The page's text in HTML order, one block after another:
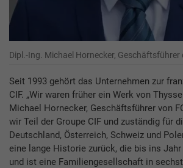
Dipl.-Ing. Michael Hornecker, Geschäftsführer
Seit 1993 gehört das Unternehmen zur
CIF. „Wir waren früher ein Werk von
Michael Hornecker, Geschäftsführer von
wir Teil der Groupe CIF und zuständig für
Deutschland, Österreich, Schweiz und
eine lange Historie zurück, die bis ins
und ist eine Familiengesellschaft in